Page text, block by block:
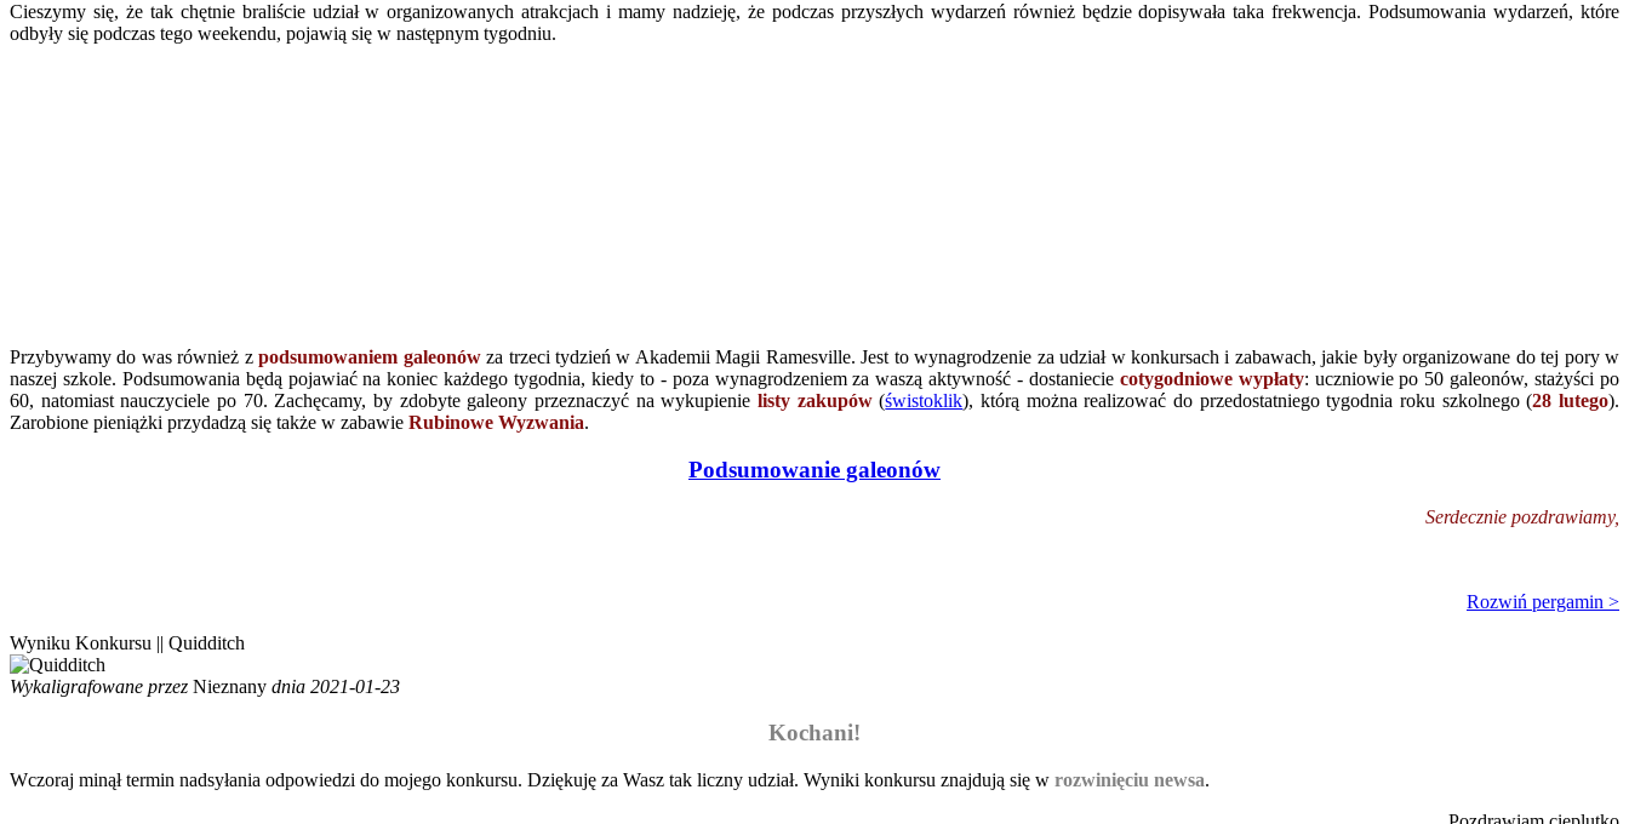
Cieszymy się, że tak chętnie braliście udział w organizowanych atrakcjach i mamy nadzieję, że podczas przyszłych wydarzeń również będzie dopisywała taka frekwencja. Podsumowania wydarzeń, które
odbyły się podczas tego weekendu, pojawią się w następnym tygodniu.
Przybywamy do was również zpodsumowaniem galeonówza trzeci tydzień w Akademii Magii Ramesville. Jest to wynagrodzenie za udział w konkursach i zabawach, jakie były organizowane do tej pory w
naszej szkole. Podsumowania będą pojawiać na koniec każdego tygodnia, kiedy to - poza wynagrodzeniem za waszą aktywność - dostaniecie cotygodniowe wypłaty: uczniowie po 50 galeonów, stażyści po
60, natomiast nauczyciele po 70. Zachęcamy, by zdobyte galeony przeznaczyć na wykupienie listy zakupów(świstoklik), którą można realizować do przedostatniego tygodnia roku szkolnego (28 lutego).
Zarobione pieniążki przydadzą się także w zabawie Rubinowe Wyzwania.
Podsumowanie galeonów
Serdecznie pozdrawiamy,
Rozwiń pergamin >
Wyniku Konkursu || Quidditch
Wykaligrafowane przez Nieznany dnia 2021-01-23
Kochani!
Wczoraj minął termin nadsyłania odpowiedzi do mojego konkursu. Dziękuję za Wasz tak liczny udział. Wyniki konkursu znajdują się w rozwinięciu newsa.